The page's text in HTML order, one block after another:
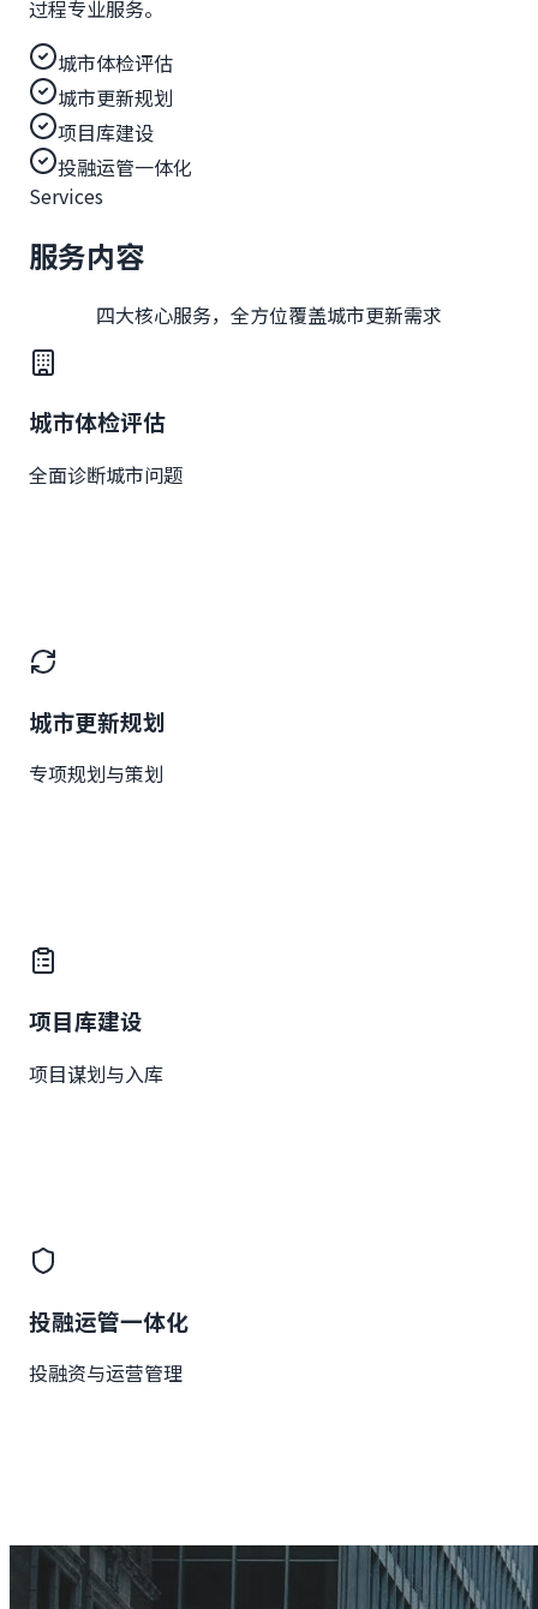
过程专业服务。
城市体检评估
城市更新规划
项目库建设
投融运管一体化
Services
服务内容
四大核心服务，全方位覆盖城市更新需求
城市体检评估
全面诊断城市问题
城市更新规划
专项规划与策划
项目库建设
项目谋划与入库
投融运管一体化
投融资与运营管理